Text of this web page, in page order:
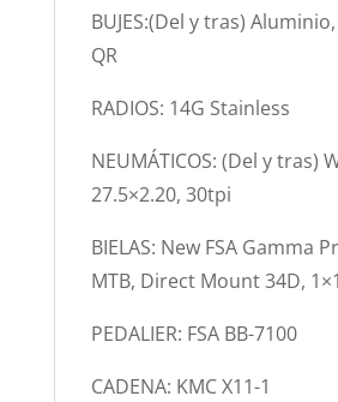
BUJES:(Del y tras)
QR
RADIOS: 14G Stainless
NEUMÁTICOS: (Del y tras)
27.5×2.20, 30tpi
BIELAS: New FSA Gamma
MTB, Direct Mount 34D,
PEDALIER: FSA BB-7100
CADENA: KMC X11-1